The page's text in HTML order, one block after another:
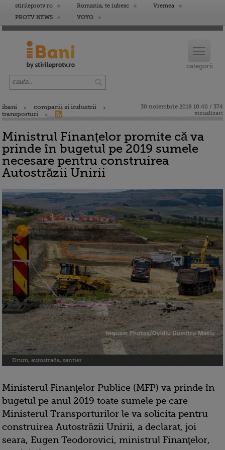
stirileprotv.ro Romania, te iubesc
Vremea
PROTV NEWS
VOYO
ibani
companii si industrii
transporturi
30 noiembrie 2018 10:40 / 374
vizualizari
Ministrul Finanțelor promite că va
prinde în bugetul pe 2019 sumele
necesare pentru construirea
Autostrăzii Unirii
Drum, autostrada, santier
Ministerul Finanţelor Publice (MFP) va prinde în
bugetul pe anul 2019 toate sumele pe care
Ministerul Transporturilor le va solicita pentru
construirea Autostrăzii Unirii, a declarat, joi
seara, Eugen Teodorovici, ministrul Finanţelor,